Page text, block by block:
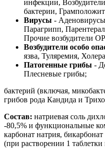
инфекции,
бактерии,
Вирусы -
Парагрипп,
Прочие возбудители
Возбудители особо
язва, Туляремия,
Патогенные грибы -
Плесневые грибы;
бактерий (включая,
грибов рода Кандида и
Состав: натриевая соль
-80,5% и функциональные
карбонат натрия,
(при растворении 1 таблетки